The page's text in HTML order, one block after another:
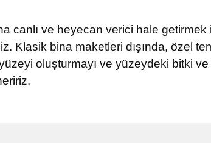
canlı ve heyecan verici hale
Klasik bina maketleri dışında, özel
oluşturmayı ve yüzeydeki bitki ve